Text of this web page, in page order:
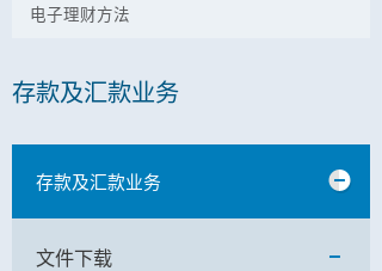
电子理财方法
存款及汇款业务
存款及汇款业务
文件下载